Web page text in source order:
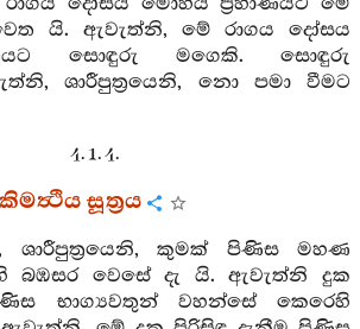
යි. ඇවැත්නි, මේ රාගය දෝසය
සොඳුරු මගෙකි. සොඳුරු
ශාරීපුත්‍රයෙනි, නො පමා වීමට
4. 1. 4.
කිමත්‍ථිය සූත්‍රය
ශාරීපුත්‍රයෙනි, කුමක් පිණිස මහණ
බඹසර වෙසේ දැ යි. ඇවැත්නි දුක
භාග්‍යවතුන් වහන්සේ කෙරෙහි